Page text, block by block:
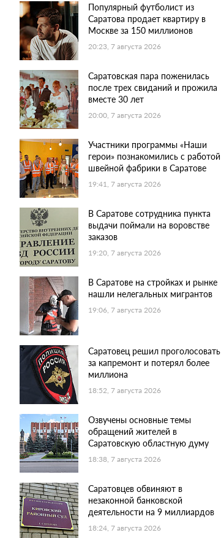
Популярный футболист из
Саратова продает квартиру в
Москве за 150 миллионов
20:23, 7 августа 2026
Саратовская пара поженилась
после трех свиданий и прожила
вместе 30 лет
20:00, 7 августа 2026
Участники программы «Наши
герои» познакомились с работой
швейной фабрики в Саратове
19:41, 7 августа 2026
В Саратове сотрудника пункта
выдачи поймали на воровстве
заказов
19:20, 7 августа 2026
В Саратове на стройках и рынке
нашли нелегальных мигрантов
19:06, 7 августа 2026
Саратовец решил проголосовать
за капремонт и потерял более
миллиона
18:52, 7 августа 2026
Озвучены основные темы
обращений жителей в
Саратовскую областную думу
18:38, 7 августа 2026
Саратовцев обвиняют в
незаконной банковской
деятельности на 9 миллиардов
18:24, 7 августа 2026